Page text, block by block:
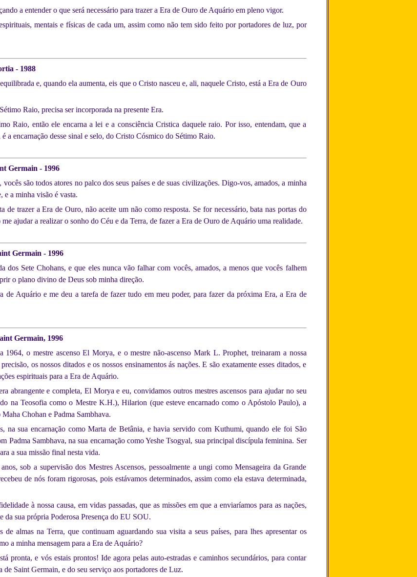
a entender o que será necessário para trazer a Era de Ouro de Aquário em pleno vigor.
mentais e físicas de cada um, assim como não tem sido feito por portadores de luz, por
- 1988
e, quando ela aumenta, eis que o Cristo nasceu e, ali, naquele Cristo, está a Era de Ouro
Raio, precisa ser incorporada na presente Era.
Raio, então ele encarna a lei e a consciência Cristica daquele raio. Por isso, entendam, que a
a encarnação desse sinal e selo, do Cristo Cósmico do Sétimo Raio.
Germain - 1996
são todos atores no palco dos seus países e de suas civilizações. Digo-vos, amados, a minha
e a minha visão é vasta.
de trazer a Era de Ouro, não aceite um não como resposta. Se for necessário, bata nas portas do
ajudar a realizar o sonho do Céu e da Terra, de fazer a Era de Ouro de Aquário uma realidade.
Germain - 1996
dos Sete Chohans, e que eles nunca vão falhar com vocês, amados, a menos que vocês falhem
o plano divino de Deus sob minha direção.
de Aquário e me deu a tarefa de fazer tudo em meu poder, para fazer da próxima Era, a Era de
Germain, 1996
1964, o mestre ascenso El Morya, e o mestre não-ascenso Mark L. Prophet, treinaram a nossa
os nossos ditados e os nossos ensinamentos ás nações. E são exatamente esses ditados, e
espirituais para a Era de Aquário.
abrangente e completa, El Morya e eu, convidamos outros mestres ascensos para ajudar no seu
na Teosofia como o Mestre K.H.), Hilarion (que esteve encarnado como o Apóstolo Paulo), a
Chohan e Padma Sambhava.
na sua encarnação como Marta de Betânia, e havia servido com Kuthumi, quando ele foi São
Padma Sambhava, na sua encarnação como Yeshe Tsogyal, sua principal discípula feminina. Ser
a sua missão final nesta vida.
sob a supervisão dos Mestres Ascensos, pessoalmente a ungi como Mensageira da Grande
de nós foram rigorosas, pois estávamos determinados, assim como ela estava determinada,
à nossa causa, em vidas passadas, que as missões em que a enviaríamos para as nações,
da sua própria Poderosa Presença do EU SOU.
almas na Terra, que continuam aguardando sua visita a seus países, para lhes apresentar os
a minha mensagem para a Era de Aquário?
pronta, e vós estais prontos! Ide agora pelas auto-estradas e caminhos secundários, para contar
de Saint Germain, e do seu serviço aos portadores de Luz.